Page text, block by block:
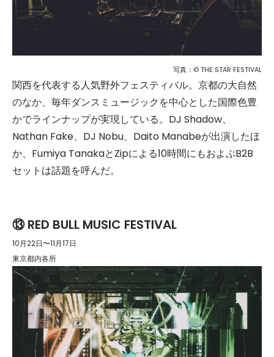
写真：© THE STAR FESTIVAL
関西を代表する人気野外フェスティバル。京都の大自然
のなか、毎年ダンスミュージックを中心とした国際色豊
かでラインナップが実現している。DJ Shadow、
Nathan Fake、DJ Nobu、Daito Manabeが出演したほ
か、Fumiya TanakaとZipによる10時間にもおよぶB2B
セットは話題を呼んだ。
⑬ RED BULL MUSIC FESTIVAL
10月22日〜11月17日
東京都内各所